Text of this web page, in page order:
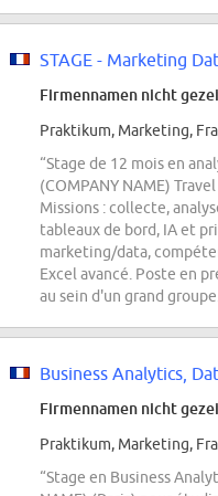
STAGE - Marketing
Firmennamen nicht
Praktikum, Marketing,
“Stage de 12 mois en
(COMPANY NAME)
Missions : collecte,
tableaux de bord, IA et
marketing/data,
Excel avancé. Poste en
au sein d'un grand
Business Analytics,
Firmennamen nicht
Praktikum, Marketing,
“Stage en Business